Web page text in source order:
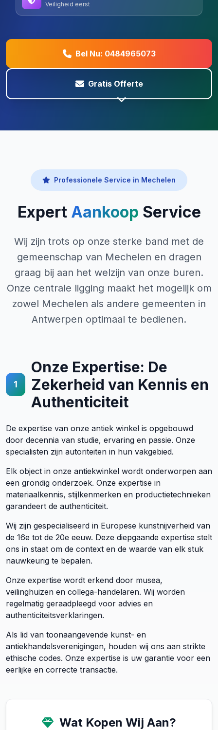
Veiligheid eerst
Bel Nu: 0484965073
Gratis Offerte
Professionele Service in Mechelen
Expert Aankoop Service
Wij zijn trots op onze sterke band met de
gemeenschap van Mechelen en dragen
graag bij aan het welzijn van onze buren.
Onze centrale ligging maakt het mogelijk om
zowel Mechelen als andere gemeenten in
Antwerpen optimaal te bedienen.
1
Onze Expertise: De
Zekerheid van Kennis en
Authenticiteit
De expertise van onze antiek winkel is opgebouwd
door decennia van studie, ervaring en passie. Onze
specialisten zijn autoriteiten in hun vakgebied.
Elk object in onze antiekwinkel wordt onderworpen aan
een grondig onderzoek. Onze expertise in
materiaalkennis, stijlkenmerken en productietechnieken
garandeert de authenticiteit.
Wij zijn gespecialiseerd in Europese kunstnijverheid van
de 16e tot de 20e eeuw. Deze diepgaande expertise stelt
ons in staat om de context en de waarde van elk stuk
nauwkeurig te bepalen.
Onze expertise wordt erkend door musea,
veilinghuizen en collega-handelaren. Wij worden
regelmatig geraadpleegd voor advies en
authenticiteitsverklaringen.
Als lid van toonaangevende kunst- en
antiekhandelsverenigingen, houden wij ons aan strikte
ethische codes. Onze expertise is uw garantie voor een
eerlijke en correcte transactie.
Wat Kopen Wij Aan?